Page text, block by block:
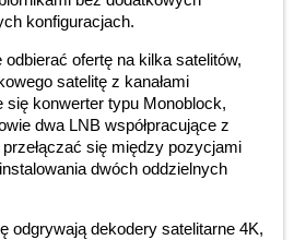
konfiguracjach.
odbierać ofertę na kilka satelitów,
satelitę z kanałami
konwerter typu Monoblock,
dwa LNB współpracujące z
się między pozycjami
dwóch oddzielnych
odgrywają dekodery satelitarne 4K,